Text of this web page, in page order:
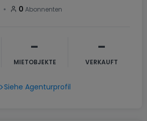
・ 0 Abonnenten
-
MIETOBJEKTE
-
VERKAUFT
Siehe Agenturprofil